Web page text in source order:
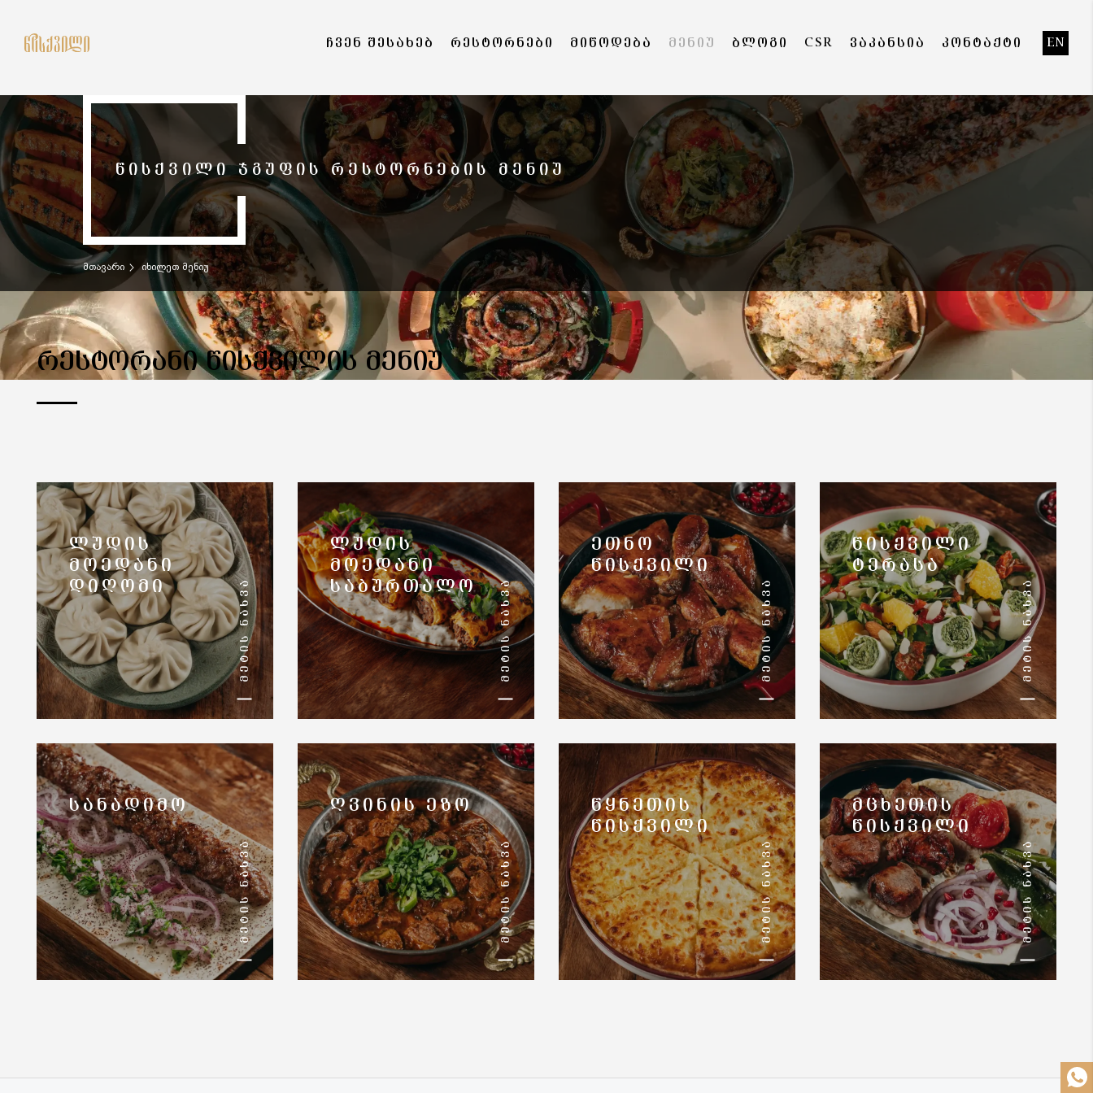
ᲩᲕᲔᲜ ᲨᲔᲡᲐᲮᲔᲑ ᲠᲔᲡᲢᲝᲠᲜᲔᲑᲘ ᲛᲘᲬᲝᲓᲔᲑᲐ ᲛᲔᲜᲘᲣ ᲑᲚᲝᲒᲘ CSR ᲕᲐᲙᲐᲜᲡᲘᲐ ᲙᲝᲜᲢᲐᲥᲢᲘ EN
ᲬᲘᲡᲥᲕᲘᲚᲘ ᲯᲒᲣᲤᲘᲡ ᲠᲔᲡᲢᲝᲠᲜᲔᲑᲘᲡ ᲛᲔᲜᲘᲣ
მთავარი იხილეთ მენიუ
ᲠᲔᲡᲢᲝᲠᲐᲜᲘ ᲬᲘᲡᲥᲕᲘᲚᲘᲡ ᲛᲔᲜᲘᲣ
ᲚᲣᲓᲘᲡ
ᲛᲝᲔᲓᲐᲜᲘ
ᲓᲘᲦᲝᲛᲘ
ᲛᲔᲢᲘᲡ ᲜᲐᲮᲕᲐ
ᲚᲣᲓᲘᲡ
ᲛᲝᲔᲓᲐᲜᲘ
ᲡᲐᲑᲣᲠᲗᲐᲚᲝ
ᲛᲔᲢᲘᲡ ᲜᲐᲮᲕᲐ
ᲔᲗᲜᲝ
ᲬᲘᲡᲥᲕᲘᲚᲘ
ᲛᲔᲢᲘᲡ ᲜᲐᲮᲕᲐ
ᲬᲘᲡᲥᲕᲘᲚᲘ
ᲢᲔᲠᲐᲡᲐ
ᲛᲔᲢᲘᲡ ᲜᲐᲮᲕᲐ
ᲡᲐᲜᲐᲓᲘᲛᲝ
ᲛᲔᲢᲘᲡ ᲜᲐᲮᲕᲐ
ᲦᲕᲘᲜᲘᲡ ᲔᲖᲝ
ᲛᲔᲢᲘᲡ ᲜᲐᲮᲕᲐ
ᲬᲧᲜᲔᲗᲘᲡ
ᲬᲘᲡᲥᲕᲘᲚᲘ
ᲛᲔᲢᲘᲡ ᲜᲐᲮᲕᲐ
ᲛᲪᲮᲔᲗᲘᲡ
ᲬᲘᲡᲥᲕᲘᲚᲘ
ᲛᲔᲢᲘᲡ ᲜᲐᲮᲕᲐ